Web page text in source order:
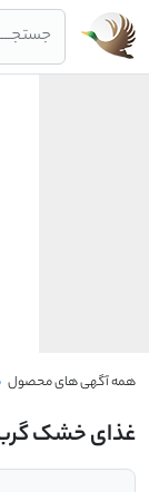
همه آگهی های محصول
غذای خشک گربه های